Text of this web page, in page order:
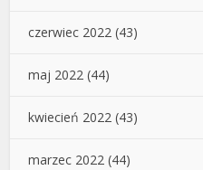
czerwiec 2022 (43)
maj 2022 (44)
kwiecień 2022 (43)
marzec 2022 (44)